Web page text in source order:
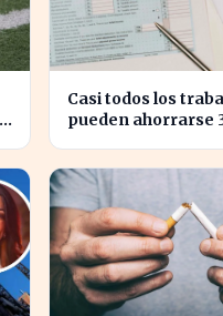
Casi todos los
pueden ahorrarse